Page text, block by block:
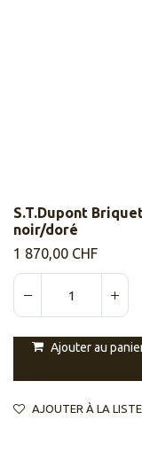
S.T.Dupont
noir/doré
1 870,00 CHF
Ajouter au
AJOUTER À LA